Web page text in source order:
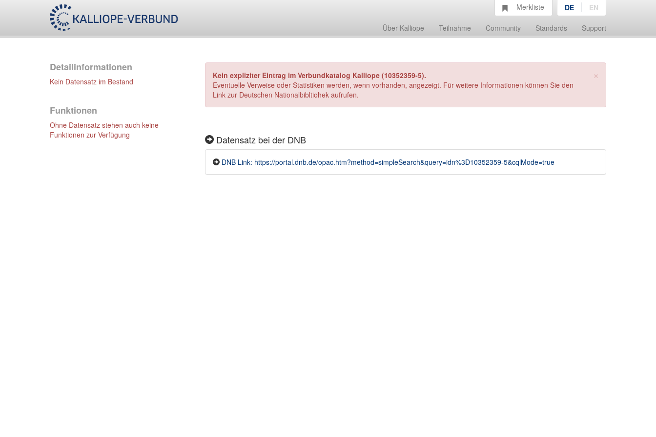
Über Kalliope Teilnahme Community Standards Support
Merkliste DE EN
Detailinformationen
Kein Datensatz im Bestand
Funktionen
Ohne Datensatz stehen auch keine
Funktionen zur Verfügung
×
Kein expliziter Eintrag im Verbundkatalog Kalliope (10352359-5).
Eventuelle Verweise oder Statistiken werden, wenn vorhanden, angezeigt. Für weitere Informationen können Sie den
Link zur Deutschen Nationalbibltiohek aufrufen.
Datensatz bei der DNB
DNB Link: https://portal.dnb.de/opac.htm?method=simpleSearch&query=idn%3D10352359-5&cqlMode=true